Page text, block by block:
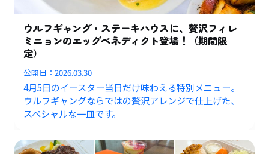
ウルフギャング・ステーキハウスに、贅沢フィレ
ミニョンのエッグベネディクト登場！（期間限
定）
公開日：2026.03.30
4月5日のイースター当日だけ味わえる特別メニュー。
ウルフギャングならではの贅沢アレンジで仕上げた、
スペシャルな一皿です。